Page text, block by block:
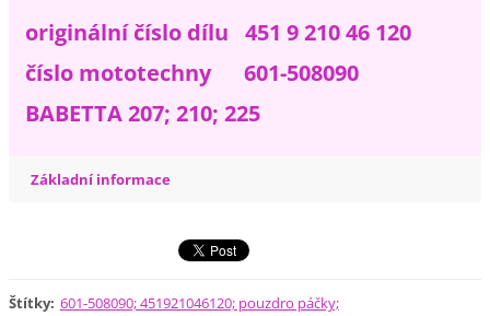
originální číslo dílu 451 9 210 46 120
číslo mototechny 601-508090
BABETTA 207; 210; 225
Základní informace
Štítky: 601-508090; 451921046120; pouzdro páčky;